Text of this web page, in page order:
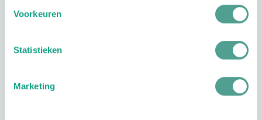
Voorkeuren
Statistieken
Marketing
10